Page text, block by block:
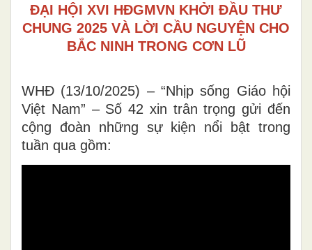
ĐẠI HỘI XVI HĐGMVN KHỞI ĐẦU THƯ
CHUNG 2025 VÀ LỜI CẦU NGUYỆN CHO
BẮC NINH TRONG CƠN LŨ
WHĐ (13/10/2025) – “Nhịp sống Giáo hội
Việt Nam” – Số 42 xin trân trọng gửi đến
cộng đoàn những sự kiện nổi bật trong
tuần qua gồm: